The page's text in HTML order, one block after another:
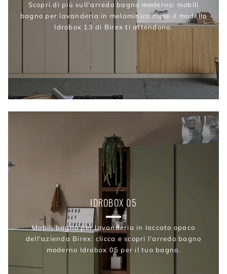
Scopri di più sull'arredo bagno moderno: mobili
bagno per lavanderia in melaminico come il modello
Idrobox 13 di Birex ti attendono.
IDROBOX 05
Mobili bagno per lavanderia in laccato opaco
dell'azienda Birex: clicca e scopri l'arredo bagno
moderno Idrobox 05 per il tuo bagno.